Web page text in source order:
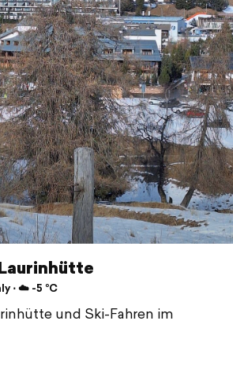
⋅ ☁️ -5 °C
und Ski-Fahren im